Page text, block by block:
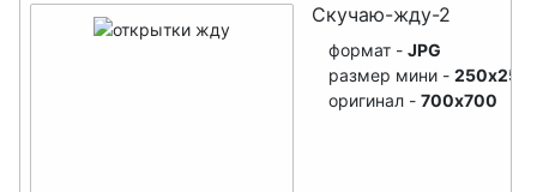
Скучаю-жду-2
формат - JPG
размер мини - 250x250
оригинал - 700x700